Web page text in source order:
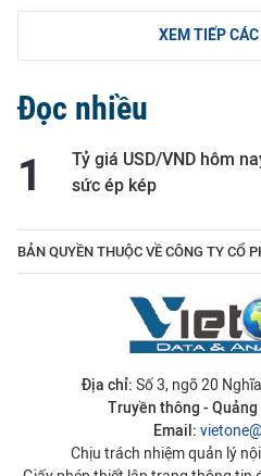
XEM TIẾP
Đọc nhiều
Tỷ giá USD/VND hôm
sức ép kép
BẢN QUYỀN THUỘC VỀ CÔNG TY CỔ
Địa chỉ: Số 3, ngõ 20
Truyền thông - Quảng
Email:
Chịu trách nhiệm quản lý